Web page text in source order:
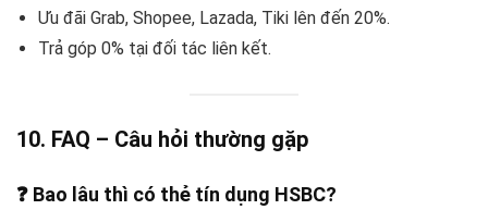
Ưu đãi Grab, Shopee, Lazada, Tiki lên đến 20%.
Trả góp 0% tại đối tác liên kết.
10. FAQ – Câu hỏi thường gặp
❓ Bao lâu thì có thẻ tín dụng HSBC?